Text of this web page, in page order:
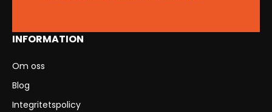
INFORMATION
Om oss
Blog
Integritetspolicy